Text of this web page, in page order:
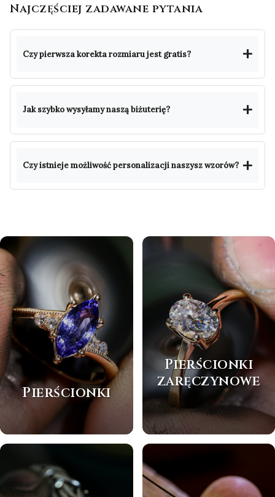
Najczęściej zadawane pytania
Czy pierwsza korekta rozmiaru jest gratis?
Jak szybko wysyłamy naszą biżuterię?
Czy istnieje możliwość personalizacji naszysz wzorów?
Pierścionki
Pierścionki
zaręczynowe